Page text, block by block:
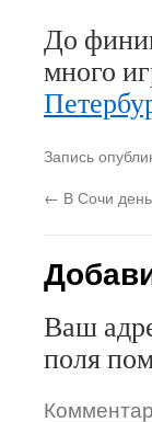
До
много
Запись
← В Сочи
Ваш
поля